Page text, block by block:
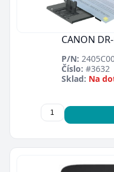
CANON
P/N:
Číslo: #3632
Sklad: Na